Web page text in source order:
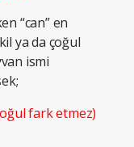
“can” en
ya da çoğul
ismi
fark etmez)